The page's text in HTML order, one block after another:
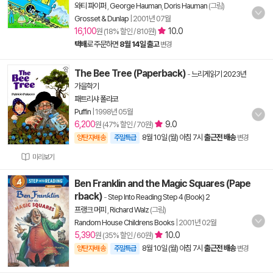
와티 파이퍼 George Hauman Doris Hauman (그림)
Grosset & Dunlap 2001년 07월
16,100원 (18% 할인 / 810원) 10.0
택배로 주문하면 8월 14일 출고 변경
미리보기
The Bee Tree (Paperback) -느리게읽기 2023년
가을학기
패트리샤 폴라코
Puffin 1998년 05월
6,200원 (47% 할인 / 70원) 9.0
양탄자배송 주말특급 8월 10일 (월) 아침 7시 출근전 배송 변경
Ben Franklin and the Magic Squares (Pape
rback) -Step Into Reading Step 4 (Book) 2
프랭크 머피 Richard Walz (그림)
Random House Childrens Books 2001년 02월
5,390원 (35% 할인 / 60원) 10.0
양탄자배송 주말특급 8월 10일 (월) 아침 7시 출근전 배송 변경